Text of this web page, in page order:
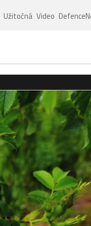
Užitočná Video